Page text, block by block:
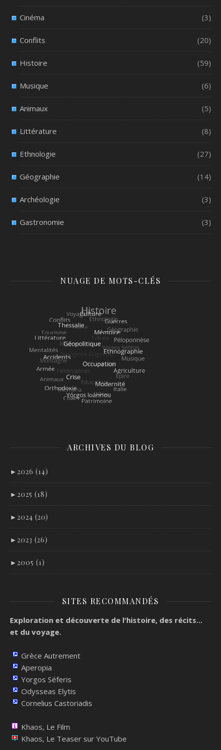
Cinéma (3)
Conflits (20)
Histoire (59)
Musique (6)
Animaux (5)
Littérature (8)
Ethnologie (27)
Géographie (14)
Archéologie (3)
Gastronomie (3)
NUAGE DE MOTS-CLÉS
ARCHIVES DU BLOG
► 2026 (14)
► 2025 (18)
► 2024 (20)
► 2023 (26)
► 2005 (1)
SITES RECOMMANDÉS
Exploration et découverte de l'histoire, des récits...
et du voyage.
Grèce Autrement
Aperopia
Yorgos Séferis
Odysseas Elytis
Cornelius Castoriadis
Khaos, Le Film
Khaos, Le Teaser sur YouTube